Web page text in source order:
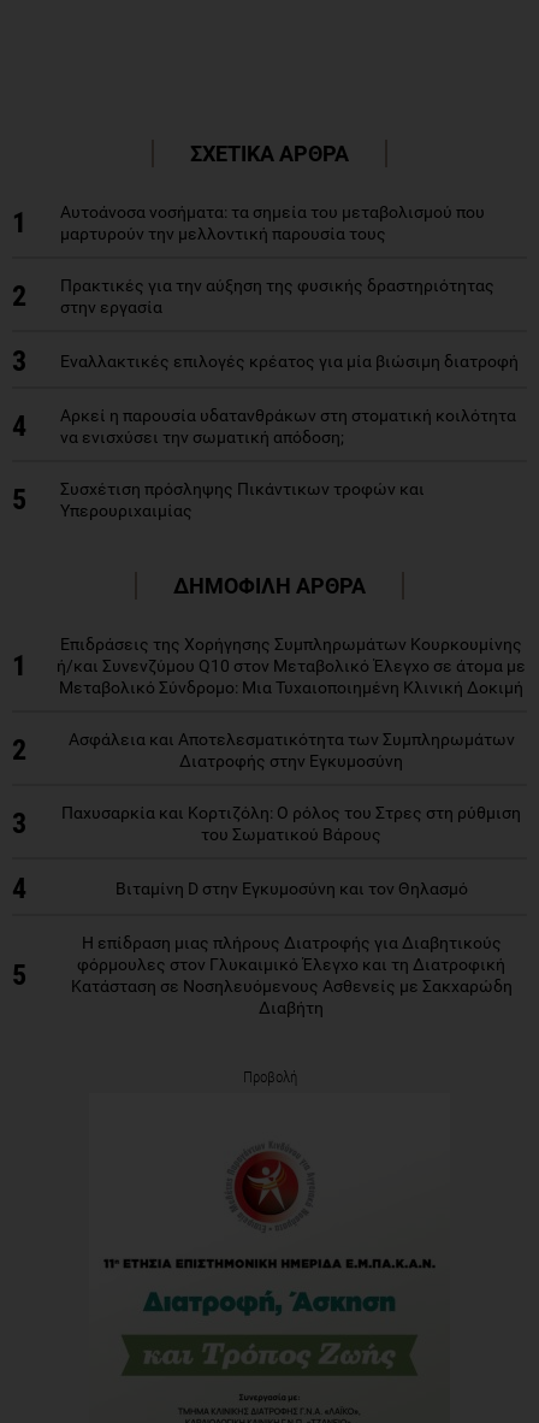
ΣΧΕΤΙΚΑ ΑΡΘΡΑ
1
Αυτοάνοσα νοσήματα: τα σημεία του μεταβολισμού που
μαρτυρούν την μελλοντική παρουσία τους
2
Πρακτικές για την αύξηση της φυσικής δραστηριότητας
στην εργασία
3 Εναλλακτικές επιλογές κρέατος για μία βιώσιμη διατροφή
4
Αρκεί η παρουσία υδατανθράκων στη στοματική κοιλότητα
να ενισχύσει την σωματική απόδοση;
5
Συσχέτιση πρόσληψης Πικάντικων τροφών και
Υπερουριχαιμίας
ΔΗΜΟΦΙΛΗ ΑΡΘΡΑ
1
Επιδράσεις της Χορήγησης Συμπληρωμάτων Κουρκουμίνης
ή/και Συνενζύμου Q10 στον Μεταβολικό Έλεγχο σε άτομα με
Μεταβολικό Σύνδρομο: Μια Τυχαιοποιημένη Κλινική Δοκιμή
2
Ασφάλεια και Αποτελεσματικότητα των Συμπληρωμάτων
Διατροφής στην Εγκυμοσύνη
3
Παχυσαρκία και Κορτιζόλη: Ο ρόλος του Στρες στη ρύθμιση
του Σωματικού Βάρους
4 Βιταμίνη D στην Εγκυμοσύνη και τον Θηλασμό
5
Η επίδραση μιας πλήρους Διατροφής για Διαβητικούς
φόρμουλες στον Γλυκαιμικό Έλεγχο και τη Διατροφική
Κατάσταση σε Νοσηλευόμενους Ασθενείς με Σακχαρώδη
Διαβήτη
Προβολή